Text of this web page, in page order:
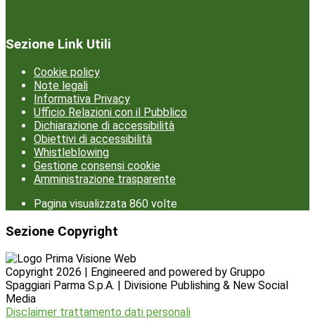
Sezione Link Utili
Cookie policy
Note legali
Informativa Privacy
Ufficio Relazioni con il Pubblico
Dichiarazione di accessibilità
Obiettivi di accessibilità
Whistleblowing
Gestione consensi cookie
Amministrazione trasparente
Pagina visualizzata 860 volte
Sezione Copyright
Copyright 2026 | Engineered and powered by Gruppo
Spaggiari Parma S.p.A. | Divisione Publishing & New Social
Media
Disclaimer trattamento dati personali